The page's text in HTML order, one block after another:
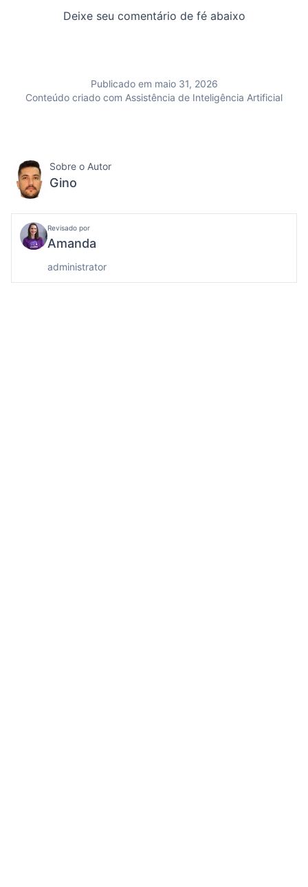
Deixe seu comentário de fé abaixo
Publicado em maio 31, 2026
Conteúdo criado com Assistência de Inteligência Artificial
Sobre o Autor
Gino
Revisado por
Amanda
administrator